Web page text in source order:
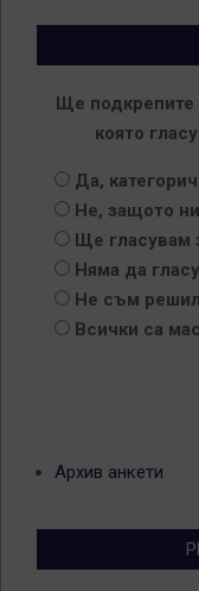
Ще подкрепите
която
Да,
Не, защото
Ще гласувам
Няма да
Не съм
Всички са
Архив анкети